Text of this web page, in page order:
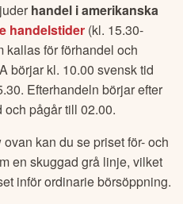
handel i amerikanska
handelstider (kl. 15.30-
kallas för förhandel och
börjar kl. 10.00 svensk tid
Efterhandeln börjar efter
pågår till 02.00.
kan du se priset för- och
en skuggad grå linje, vilket
inför ordinarie börsöppning.